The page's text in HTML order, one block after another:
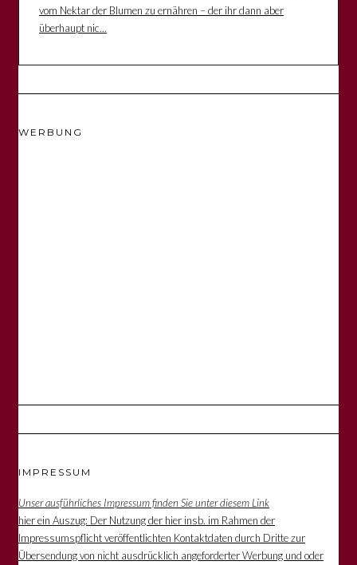
vom Nektar der Blumen zu ernähren – der ihr dann aber
überhaupt nic...
WERBUNG
IMPRESSUM
Unser ausführliches Impressum finden Sie unter diesem Link
hier ein Auszug: Der Nutzung der hier insb. im Rahmen der
Impressumspflicht veröffentlichten Kontaktdaten durch Dritte zur
Übersendung von nicht ausdrücklich angeforderter Werbung und oder